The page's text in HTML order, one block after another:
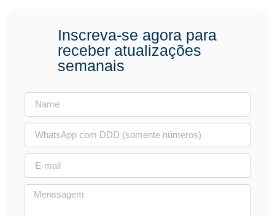
Inscreva-se agora para
receber atualizações
semanais